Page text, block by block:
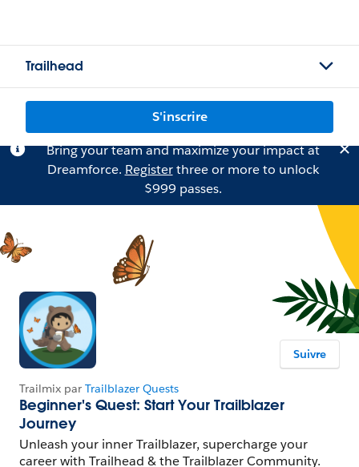
Trailhead
S'inscrire
Bring your team and maximize your impact at
Dreamforce. Registerthree or more to unlock
$999 passes.
Suivre